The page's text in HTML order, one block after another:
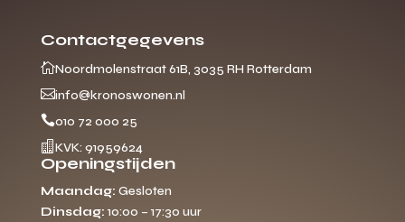
Contactgegevens
Noordmolenstraat 61B, 3035 RH Rotterdam
info@kronoswonen.nl
010 72 000 25
 KVK: 91959624
Openingstijden
Maandag: Gesloten
Dinsdag: 10:00 – 17:30 uur